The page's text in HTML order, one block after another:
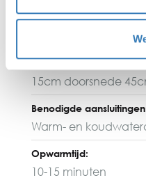
Vermogen:
Afmetingen reservoir:
15cm doorsnede
Benodigde
Warm- en
Opwarmtijd:
10-15 minuten